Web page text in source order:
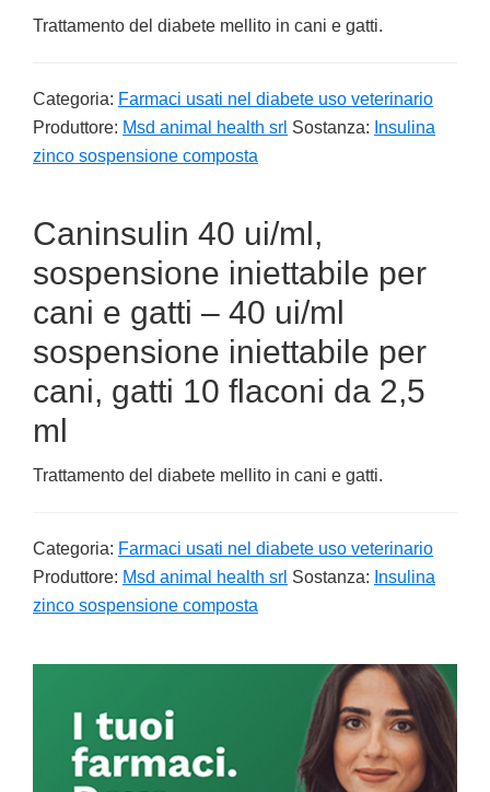
Trattamento del diabete mellito in cani e gatti.
Categoria: Farmaci usati nel diabete uso veterinario
Produttore: Msd animal health srl Sostanza: Insulina
zinco sospensione composta
Caninsulin 40 ui/ml,
sospensione iniettabile per
cani e gatti – 40 ui/ml
sospensione iniettabile per
cani, gatti 10 flaconi da 2,5
ml
Trattamento del diabete mellito in cani e gatti.
Categoria: Farmaci usati nel diabete uso veterinario
Produttore: Msd animal health srl Sostanza: Insulina
zinco sospensione composta
Sidebar